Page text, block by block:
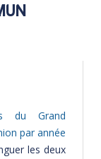
du Grand
par année
les deux